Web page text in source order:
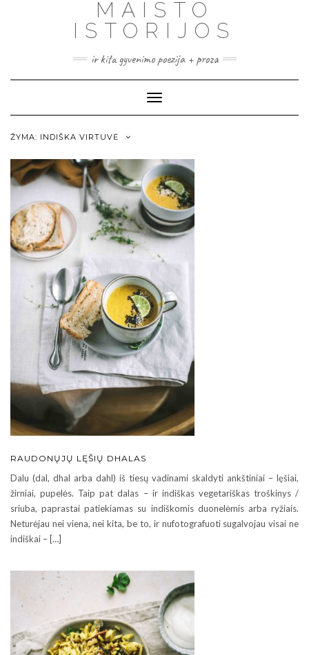
MAISTO
ISTORIJOS
ir kita gyvenimo poezija + proza
Toggle
Navigation
ŽYMA: INDIŠKA VIRTUVĖ
RAUDONŲJŲ LĘŠIŲ DHALAS
Dalu (dal, dhal arba dahl) iš tiesų vadinami skaldyti ankštiniai – lęšiai,
žirniai, pupelės. Taip pat dalas – ir indiškas vegetariškas troškinys /
sriuba, paprastai patiekiamas su indiškomis duonelėmis arba ryžiais.
Neturėjau nei viena, nei kita, be to, ir nufotografuoti sugalvojau visai ne
indiškai – […]